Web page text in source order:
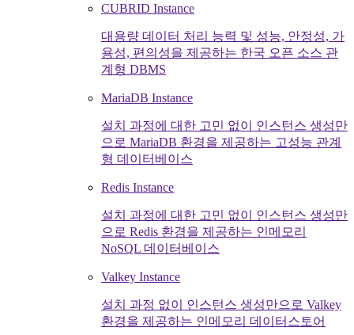
CUBRID Instance
대용량 데이터 처리 능력 및 성능, 안정성, 가
용성, 편의성을 제공하는 한국 오픈 소스 관
계형 DBMS
MariaDB Instance
설치 과정에 대한 고민 없이 인스턴스 생성만
으로 MariaDB 환경을 제공하는 고성능 관계
형 데이터베이스
Redis Instance
설치 과정에 대한 고민 없이 인스턴스 생성만
으로 Redis 환경을 제공하는 인메모리
NoSQL 데이터베이스
Valkey Instance
설치 과정 없이 인스턴스 생성만으로 Valkey
환경을 제공하는 인메모리 데이터스토어